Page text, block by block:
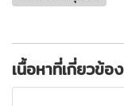
เนื้อหาที่เกี่ยวข้อง